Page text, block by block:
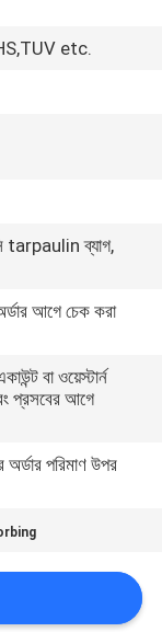
etc.
tarpaulin ব্যাগ,
আগে চেক করা
বা ওয়েস্টার্ন
প্রসবের আগে
পরিমাণ উপর